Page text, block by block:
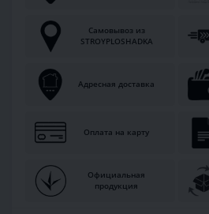
Самовывоз из
STROYPLOSHADKA
Адресная доставка
Оплата на карту
Официальная
продукция